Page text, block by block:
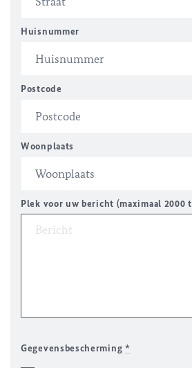
Huisnummer
Postcode
Woonplaats
Plek voor uw bericht (maximaal 2000
Gegevensbescherming *